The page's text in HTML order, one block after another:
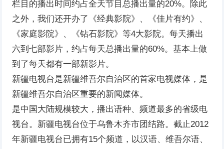
栏目的播出时间约占全天节目总播出量的20%。除此
之外，我们还开办了《经典影院》、《佳片有约》、
《家庭影院》、《钻石影院》等4大影院。每天播出
六到七部影片，约占每天总播出量的60%。基本上做
到了每天都有一部新影片。
新疆电视台是新疆维吾尔自治区的首家电视媒体，是
新疆维吾尔自治区重要的新闻媒体。
是中国大陆规模较大，播出语种、频道最多的省级电
视台。新疆电视台位于乌鲁木齐市团结路。截止2012
年新疆电视台已拥有15个频道，以汉语、维吾尔语、